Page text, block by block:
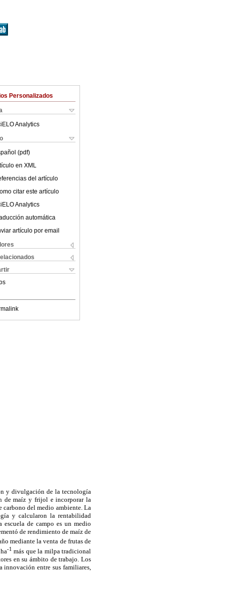
Personalizados
Analytics
(pdf)
en XML
del artículo
citar este artículo
Analytics
automática
artículo por email
y divulgación de la tecnología
de maíz y frijol e incorporar la
del medio ambiente. La
y calcularon la rentabilidad
de campo es un medio
de rendimiento de maíz de
mediante la venta de frutas de
-1 más que la milpa tradicional
en su ámbito de trabajo. Los
innovación entre sus familiares,